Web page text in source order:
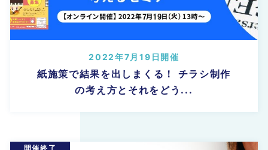
紙施策で結果を出しまくる！ チラシ制作
の考え方とそれをどう...
2022年7月19日開催